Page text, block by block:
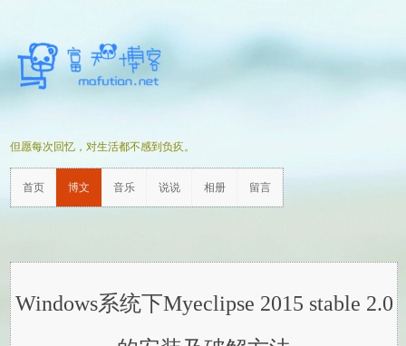
但愿每次回忆，对生活都不感到负疚。
首页 博文 音乐 说说 相册 留言
Windows系统下Myeclipse 2015 stable 2.0